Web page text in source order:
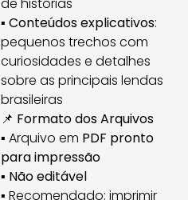
de histórias
▪ Conteúdos explicativos:
pequenos trechos com
curiosidades e detalhes
sobre as principais lendas
brasileiras
📌 Formato dos Arquivos
▪ Arquivo em PDF pronto
para impressão
▪ Não editável
▪ Recomendado: imprimir